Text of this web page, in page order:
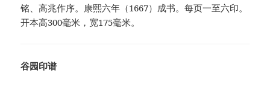
铭、高兆作序。康熙六年（1667）成书。每页一至六印。
开本高300毫米，宽175毫米。
谷园印谱